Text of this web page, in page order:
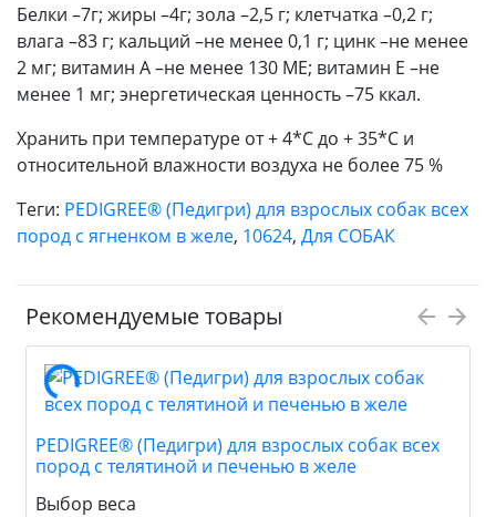
Белки –7г; жиры –4г; зола –2,5 г; клетчатка –0,2 г;
влага –83 г; кальций –не менее 0,1 г; цинк –не менее
2 мг; витамин A –не менее 130 МЕ; витамин E –не
менее 1 мг; энергетическая ценность –75 ккал.
Хранить при температуре от + 4*С до + 35*С и
относительной влажности воздуха не более 75 %
Теги: PEDIGREE® (Педигри) для взрослых собак всех
пород с ягненком в желе, 10624, Для СОБАК
Рекомендуемые товары
PEDIGREE® (Педигри) для взрослых собак всех
пород с телятиной и печенью в желе
Выбор веса